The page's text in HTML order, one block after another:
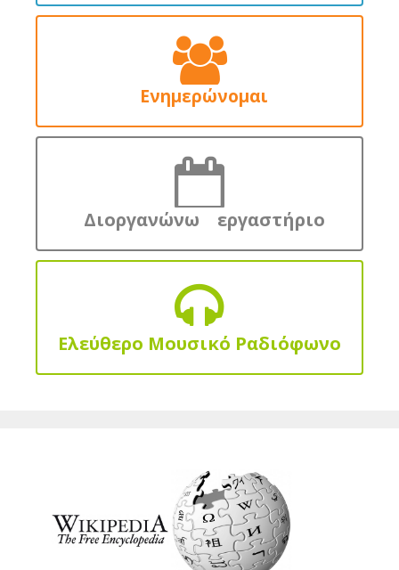
Ενημερώνομαι
Διοργανώνω εργαστήριο
Ελεύθερο Μουσικό Ραδιόφωνο